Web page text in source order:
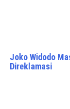
Joko Widodo
Direklamasi